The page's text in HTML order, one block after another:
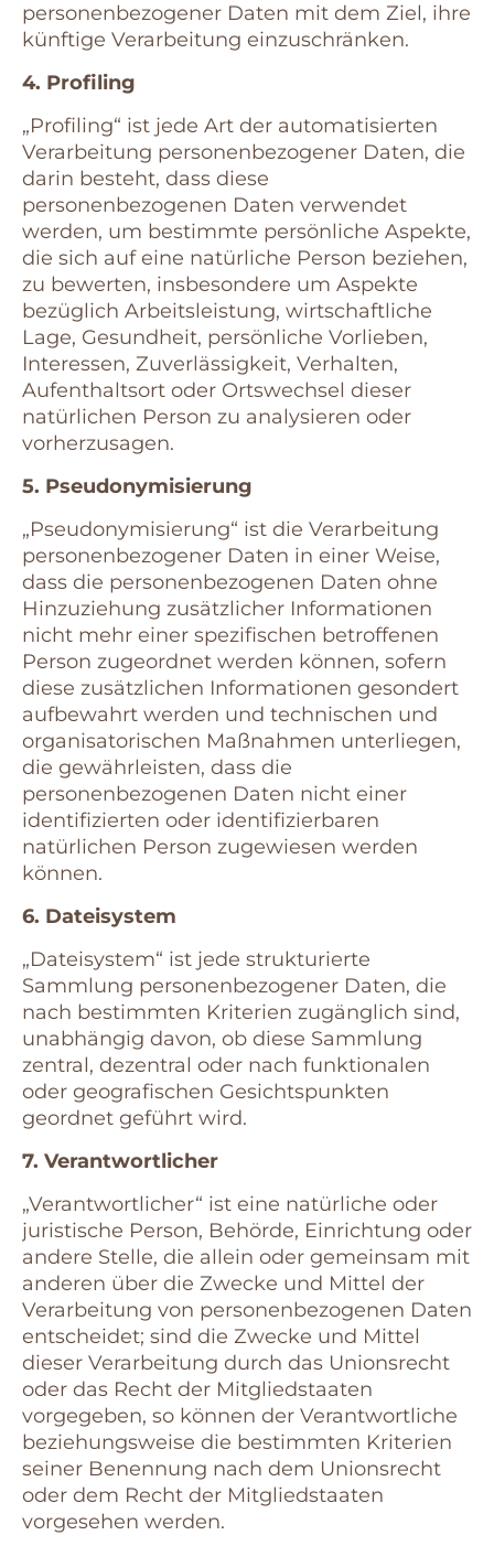
personenbezogener Daten mit dem Ziel, ihre
künftige Verarbeitung einzuschränken.
4. Profiling
„Profiling“ ist jede Art der automatisierten
Verarbeitung personenbezogener Daten, die
darin besteht, dass diese
personenbezogenen Daten verwendet
werden, um bestimmte persönliche Aspekte,
die sich auf eine natürliche Person beziehen,
zu bewerten, insbesondere um Aspekte
bezüglich Arbeitsleistung, wirtschaftliche
Lage, Gesundheit, persönliche Vorlieben,
Interessen, Zuverlässigkeit, Verhalten,
Aufenthaltsort oder Ortswechsel dieser
natürlichen Person zu analysieren oder
vorherzusagen.
5. Pseudonymisierung
„Pseudonymisierung“ ist die Verarbeitung
personenbezogener Daten in einer Weise,
dass die personenbezogenen Daten ohne
Hinzuziehung zusätzlicher Informationen
nicht mehr einer spezifischen betroffenen
Person zugeordnet werden können, sofern
diese zusätzlichen Informationen gesondert
aufbewahrt werden und technischen und
organisatorischen Maßnahmen unterliegen,
die gewährleisten, dass die
personenbezogenen Daten nicht einer
identifizierten oder identifizierbaren
natürlichen Person zugewiesen werden
können.
6. Dateisystem
„Dateisystem“ ist jede strukturierte
Sammlung personenbezogener Daten, die
nach bestimmten Kriterien zugänglich sind,
unabhängig davon, ob diese Sammlung
zentral, dezentral oder nach funktionalen
oder geografischen Gesichtspunkten
geordnet geführt wird.
7. Verantwortlicher
„Verantwortlicher“ ist eine natürliche oder
juristische Person, Behörde, Einrichtung oder
andere Stelle, die allein oder gemeinsam mit
anderen über die Zwecke und Mittel der
Verarbeitung von personenbezogenen Daten
entscheidet; sind die Zwecke und Mittel
dieser Verarbeitung durch das Unionsrecht
oder das Recht der Mitgliedstaaten
vorgegeben, so können der Verantwortliche
beziehungsweise die bestimmten Kriterien
seiner Benennung nach dem Unionsrecht
oder dem Recht der Mitgliedstaaten
vorgesehen werden.